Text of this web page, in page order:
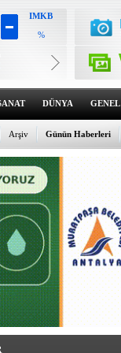
IMKB
%
6618.41
%2.13
Dolar
47.7018
%0.11
Euro
55.2434
%0.32
DÜNYA GENEL
Günün Haberleri
Arşiv